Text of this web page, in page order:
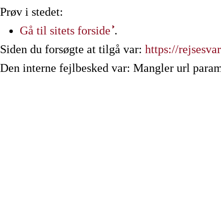
Prøv i stedet:
Gå til sitets forside .
Siden du forsøgte at tilgå var: https://
Den interne fejlbesked var: Mangler url